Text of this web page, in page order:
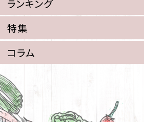
ランキング
特集
コラム